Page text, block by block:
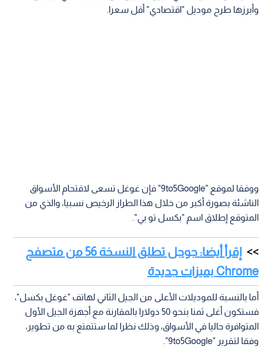
وأبرزها طرح موديل "اقتصادي" أقل سعرا.
ووفقا لموقع "9to5Google" فإن غوغل تسعى لاقتحام الأسواق
الناشئة بصورة أكبر من خلال هذا الطراز الرخيص نسبيا، والذي من
المتوقع إطلاق اسم "بكسل تو بي".
إقرأ أيضا: جوجل تطلق النسخة 56 من متصفح
Chrome بميزات جديدة
أما بالنسبة للموديلات الأعلى من الجيل الثاني لهاتف "غوغل بكسل"،
فستكون أغلى ثمنا بنحو 50 دولارا بالمقارنة مع أجهزة الجيل الأول
المتوافرة حاليا في الأسواق، وذلك نظرا لما ستتمتع به من تطوير،
وفقا لتقرير "9to5Google".